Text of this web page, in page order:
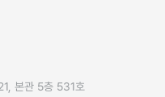
본관 5층 531호